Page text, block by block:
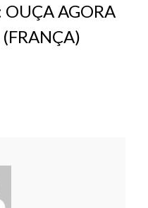
OUÇA AGORA